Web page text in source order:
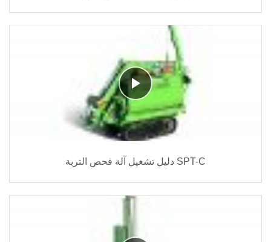
دليل تشغيل آلة فحص التربة SPT-C